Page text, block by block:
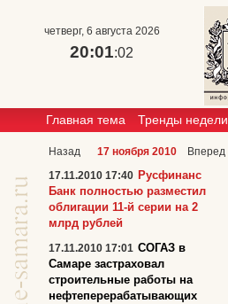
четверг, 6 августа 2026
20:01:02
Главная тема Тренды недели
Назад 17 ноября 2010
Вперед
17.11.2010 17:40 Русфинанс
Банк полностью разместил
облигации 11-й серии на 2
млрд рублей
17.11.2010 17:01 СОГАЗ в
Самаре застраховал
строительные работы на
нефтеперерабатывающих